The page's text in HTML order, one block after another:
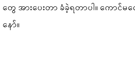
တွေ အားပေးတာ ခံခဲ့ရတာပါ။ ကော
နော်။